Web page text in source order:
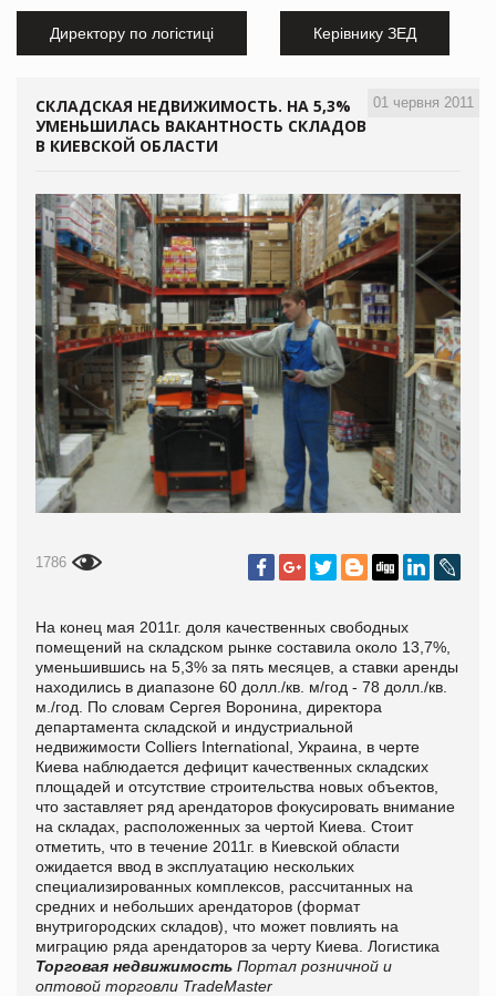
Директору по логістиці Керівнику ЗЕД
01 червня 2011
СКЛАДСКАЯ НЕДВИЖИМОСТЬ. НА 5,3%
УМЕНЬШИЛАСЬ ВАКАНТНОСТЬ СКЛАДОВ
В КИЕВСКОЙ ОБЛАСТИ
1786
На конец мая 2011г. доля качественных свободных
помещений на складском рынке составила около 13,7%,
уменьшившись на 5,3% за пять месяцев, а ставки аренды
находились в диапазоне 60 долл./кв. м/год - 78 долл./кв.
м./год. По словам Сергея Воронина, директора
департамента складской и индустриальной
недвижимости Colliers International, Украина, в черте
Киева наблюдается дефицит качественных складских
площадей и отсутствие строительства новых объектов,
что заставляет ряд арендаторов фокусировать внимание
на складах, расположенных за чертой Киева. Стоит
отметить, что в течение 2011г. в Киевской области
ожидается ввод в эксплуатацию нескольких
специализированных комплексов, рассчитанных на
средних и небольших арендаторов (формат
внутригородских складов), что может повлиять на
миграцию ряда арендаторов за черту Киева. Логистика
Торговая недвижимость Портал розничной и
оптовой торговли TradeMaster